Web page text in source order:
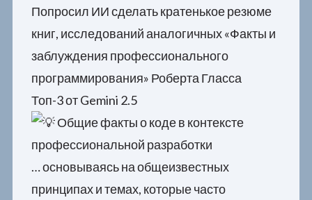
Попросил ИИ сделать кратенькое резюме
книг, исследований аналогичных «Факты и
заблуждения профессионального
программирования» Роберта Гласса
Топ-3 от Gemini 2.5
Общие факты о коде в контексте
профессиональной разработки
… основываясь на общеизвестных
принципах и темах, которые часто